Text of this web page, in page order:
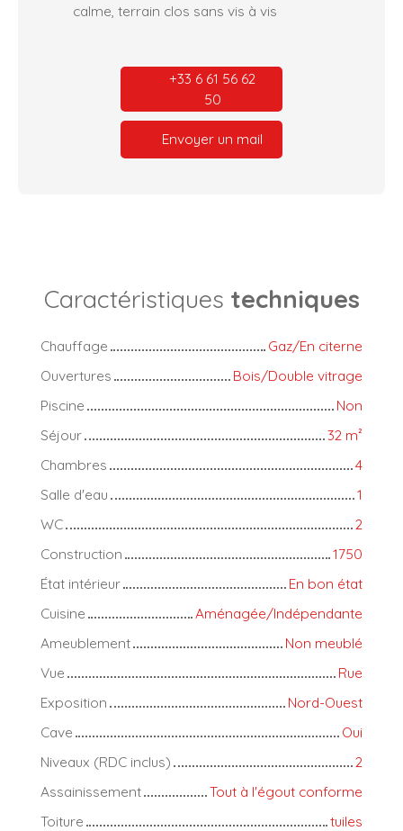
calme, terrain clos sans vis à vis
+33 6 61 56 62
50
Envoyer un mail
Caractéristiques techniques
Chauffage
Gaz/En citerne
Ouvertures
Bois/Double vitrage
Piscine
Non
Séjour
32 m²
Chambres
4
Salle d'eau
1
WC
2
Construction
1750
État intérieur
En bon état
Cuisine
Aménagée/Indépendante
Ameublement
Non meublé
Vue
Rue
Exposition
Nord-Ouest
Cave
Oui
Niveaux (RDC inclus)
2
Assainissement
Tout à l'égout conforme
Toiture
tuiles